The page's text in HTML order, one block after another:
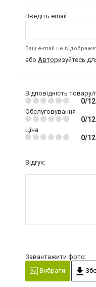
Введіть email:
Ваш e-mail не
або Авторизуйтесь
Відповідність
0/12
Обслуговування
0/12
Ціна
0/12
Відгук:
Завантажити фото:
Вибрати